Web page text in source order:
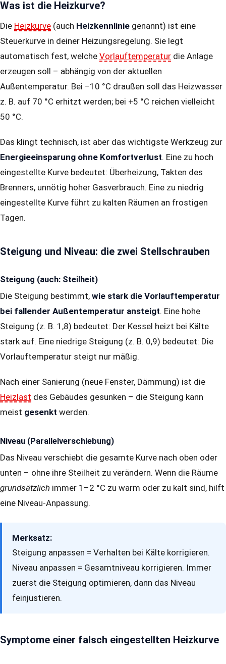
Was ist die Heizkurve?
Die Heizkurve (auch Heizkennlinie genannt) ist eine
Steuerkurve in deiner Heizungsregelung. Sie legt
automatisch fest, welche Vorlauftemperatur die Anlage
erzeugen soll – abhängig von der aktuellen
Außentemperatur. Bei −10 °C draußen soll das Heizwasser
z. B. auf 70 °C erhitzt werden; bei +5 °C reichen vielleicht
50 °C.
Das klingt technisch, ist aber das wichtigste Werkzeug zur
Energieeinsparung ohne Komfortverlust. Eine zu hoch
eingestellte Kurve bedeutet: Überheizung, Takten des
Brenners, unnötig hoher Gasverbrauch. Eine zu niedrig
eingestellte Kurve führt zu kalten Räumen an frostigen
Tagen.
Steigung und Niveau: die zwei Stellschrauben
Steigung (auch: Steilheit)
Die Steigung bestimmt, wie stark die Vorlauftemperatur
bei fallender Außentemperatur ansteigt. Eine hohe
Steigung (z. B. 1,8) bedeutet: Der Kessel heizt bei Kälte
stark auf. Eine niedrige Steigung (z. B. 0,9) bedeutet: Die
Vorlauftemperatur steigt nur mäßig.
Nach einer Sanierung (neue Fenster, Dämmung) ist die
Heizlast des Gebäudes gesunken – die Steigung kann
meist gesenkt werden.
Niveau (Parallelverschiebung)
Das Niveau verschiebt die gesamte Kurve nach oben oder
unten – ohne ihre Steilheit zu verändern. Wenn die Räume
grundsätzlich immer 1–2 °C zu warm oder zu kalt sind, hilft
eine Niveau-Anpassung.
Merksatz:
Steigung anpassen = Verhalten bei Kälte korrigieren.
Niveau anpassen = Gesamtniveau korrigieren. Immer
zuerst die Steigung optimieren, dann das Niveau
feinjustieren.
Symptome einer falsch eingestellten Heizkurve